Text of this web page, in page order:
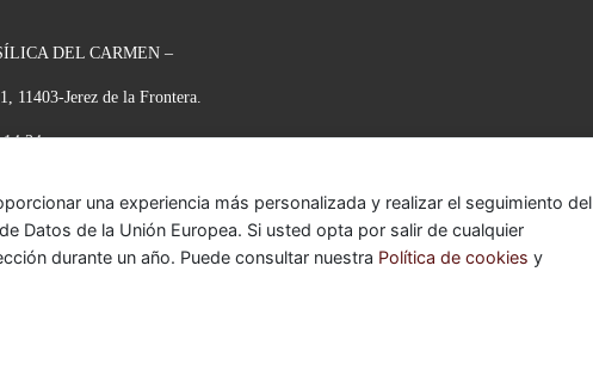
DEL CARMEN –
11403-Jerez de la Frontera.
34
una experiencia más personalizada y realizar el seguimiento del
Datos de la Unión Europea. Si usted opta por salir de cualquier
durante un año. Puede consultar nuestra Política de cookies y